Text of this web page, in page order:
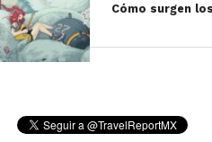
Cómo surgen